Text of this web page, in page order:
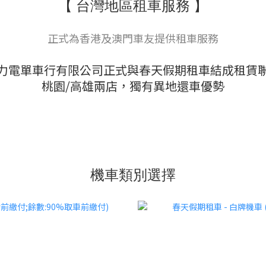
【 台灣地區租車服務 】
正式為香港及澳門車友提供租車服務
電單車行有限公司正式與春天假期租車結成租賃
桃園/高雄兩店，獨有異地還車優勢
機車類別選擇